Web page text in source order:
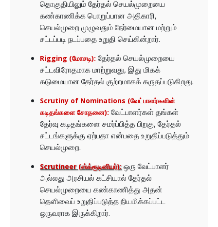
தொகுதியிலும் தேர்தல் செயல்முறையை
கண்காணிக்க பொறுப்பான அதிகாரி,
செயல்முறை முழுவதும் நேர்மையான மற்றும்
சட்டப்படி நடப்பதை உறுதி செய்கின்றார்.
Rigging (மோசடி): தேர்தல் செயல்முறையை
சட்டவிரோதமாக மாற்றுவது, இது மிகக்
கடுமையான தேர்தல் குற்றமாகக் கருதப்படுகிறது.
Scrutiny of Nominations (வேட்பாளர்களின்
கடிதங்களை சோதனை): வேட்பாளர்கள் தங்கள்
தேர்வு கடிதங்களை சமர்ப்பித்த பிறகு, தேர்தல்
சட்டங்களுக்கு ஏற்பதா என்பதை உறுதிப்படுத்தும்
செயல்முறை.
Scrutineer (ஸ்க்ரூடினியர்): ஒரு வேட்பாளர்
அல்லது அரசியல் கட்சியால் தேர்தல்
செயல்முறையை கண்காணித்து அதன்
தெளிவைப் உறுதிப்படுத்த நியமிக்கப்பட்ட
ஒருவராக இருக்கிறார்.